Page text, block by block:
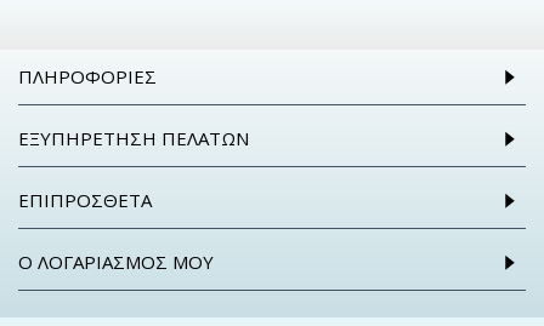
ΠΛΗΡΟΦΟΡΊΕΣ
ΕΞΥΠΗΡΈΤΗΣΗ ΠΕΛΑΤΏΝ
ΕΠΙΠΡΌΣΘΕΤΑ
Ο ΛΟΓΑΡΙΑΣΜΌΣ ΜΟΥ